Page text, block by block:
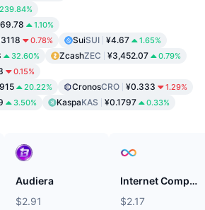
239.84%
1.10%
0.78% SuiSUI ¥4.67 1.65%
32.60% ZcashZEC ¥3,452.07 0.79%
0.15%
20.22% CronosCRO ¥0.333 1.29%
3.50% KaspaKAS ¥0.1797 0.33%
Audiera
$2.91
Internet Computer
$2.17